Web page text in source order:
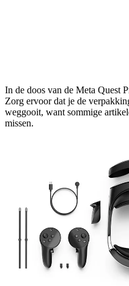
In de doos van de Meta Quest
Zorg ervoor dat je de
weggooit, want sommige
missen.